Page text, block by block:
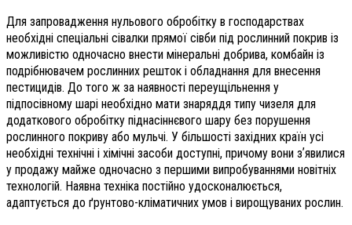
Для запровадження нульового обробітку в господарствах
необхідні спеціальні сівалки прямої сівби під рослинний покрив із
можливістю одночасно внести мінеральні добрива, комбайн із
подрібнювачем рослинних решток і обладнання для внесення
пестицидів. До того ж за наявності пере­ущільнення у
підпосівному шарі необхідно мати знаряддя типу чизеля для
додаткового обробітку піднасіннєвого шару без порушення
рослинного покриву або мульчі. У більшості західних країн усі
необхідні технічні і хімічні засоби доступні, причому вони зʼявилися
у продажу майже одночасно з першими випробуваннями новітніх
технологій. Наявна техніка постійно удосконалюється,
адаптується до ґрунтово-кліматичних умов і вирощуваних рослин.